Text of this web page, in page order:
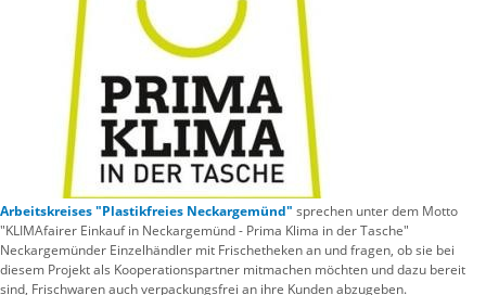
Arbeitskreises "Plastikfreies Neckargemünd" sprechen unter dem Motto
"KLIMAfairer Einkauf in Neckargemünd - Prima Klima in der Tasche"
Neckargemünder Einzelhändler mit Frischetheken an und fragen, ob sie bei
diesem Projekt als Kooperationspartner mitmachen möchten und dazu bereit
sind, Frischwaren auch verpackungsfrei an ihre Kunden abzugeben.